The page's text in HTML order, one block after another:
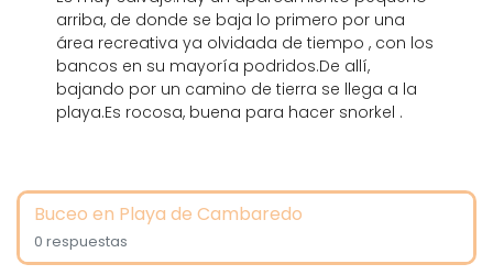
arriba, de donde se baja lo primero por una
área recreativa ya olvidada de tiempo , con los
bancos en su mayoría podridos.De allí,
bajando por un camino de tierra se llega a la
playa.Es rocosa, buena para hacer snorkel .
Buceo en Playa de Cambaredo
0 respuestas